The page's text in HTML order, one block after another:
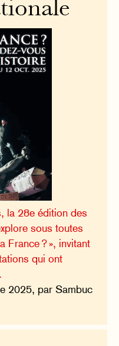
la 28e édition des
sous toutes
France ? », invitant
qui ont
2025, par Sambuc